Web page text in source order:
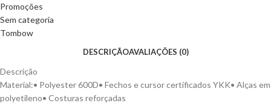
Promoções
Sem categoria
Tombow
DESCRIÇÃOAVALIAÇÕES (0)
Descrição
Material:• Polyester 600D• Fechos e cursor certificados YKK• Alças em
polyetileno• Costuras reforçadas